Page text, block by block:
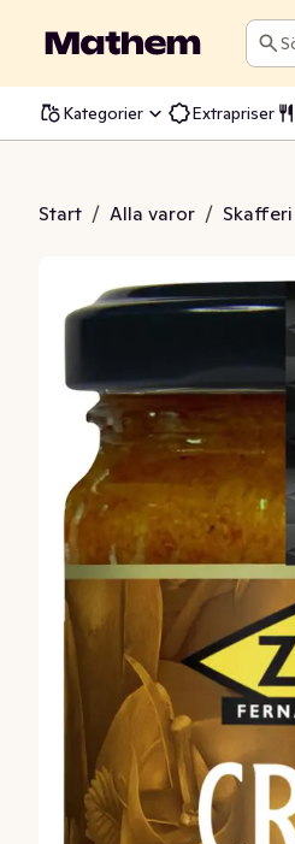
Sök
Kategorier Extrapriser
Start / Alla varor / Skafferi
& Tomat